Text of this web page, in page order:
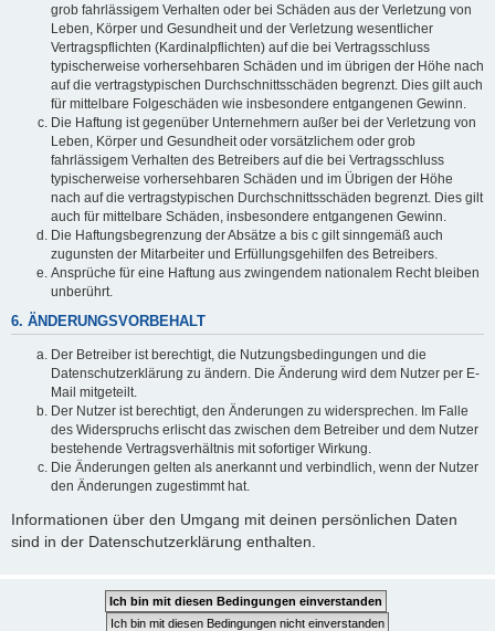
grob fahrlässigem Verhalten oder bei Schäden aus der Verletzung von
Leben, Körper und Gesundheit und der Verletzung wesentlicher
Vertragspflichten (Kardinalpflichten) auf die bei Vertragsschluss
typischerweise vorhersehbaren Schäden und im übrigen der Höhe nach
auf die vertragstypischen Durchschnittsschäden begrenzt. Dies gilt auch
für mittelbare Folgeschäden wie insbesondere entgangenen Gewinn.
Die Haftung ist gegenüber Unternehmern außer bei der Verletzung von
Leben, Körper und Gesundheit oder vorsätzlichem oder grob
fahrlässigem Verhalten des Betreibers auf die bei Vertragsschluss
typischerweise vorhersehbaren Schäden und im Übrigen der Höhe
nach auf die vertragstypischen Durchschnittsschäden begrenzt. Dies gilt
auch für mittelbare Schäden, insbesondere entgangenen Gewinn.
Die Haftungsbegrenzung der Absätze a bis c gilt sinngemäß auch
zugunsten der Mitarbeiter und Erfüllungsgehilfen des Betreibers.
Ansprüche für eine Haftung aus zwingendem nationalem Recht bleiben
unberührt.
6. ÄNDERUNGSVORBEHALT
Der Betreiber ist berechtigt, die Nutzungsbedingungen und die
Datenschutzerklärung zu ändern. Die Änderung wird dem Nutzer per E-
Mail mitgeteilt.
Der Nutzer ist berechtigt, den Änderungen zu widersprechen. Im Falle
des Widerspruchs erlischt das zwischen dem Betreiber und dem Nutzer
bestehende Vertragsverhältnis mit sofortiger Wirkung.
Die Änderungen gelten als anerkannt und verbindlich, wenn der Nutzer
den Änderungen zugestimmt hat.
Informationen über den Umgang mit deinen persönlichen Daten
sind in der Datenschutzerklärung enthalten.